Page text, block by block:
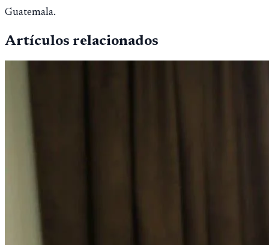
Guatemala.
Artículos relacionados